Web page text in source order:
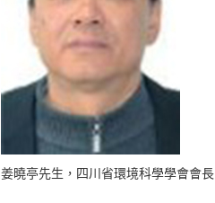
姜曉亭先生，四川省環境科學學會會長